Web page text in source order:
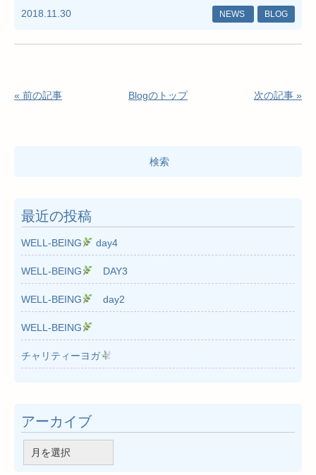
2018.11.30 NEWS BLOG
« 前の記事 Blogのトップ 次の記事 »
最近の投稿
WELL-BEING day4
WELL-BEING DAY3
WELL-BEING day2
WELL-BEING
チャリティーヨガ
アーカイブ
ー